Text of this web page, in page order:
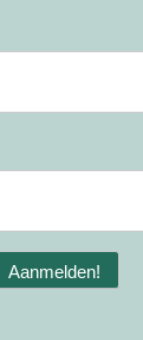
Aanmelden!